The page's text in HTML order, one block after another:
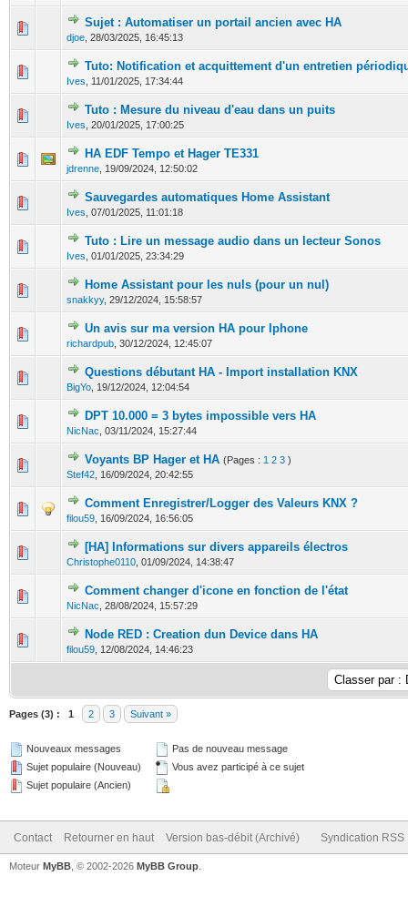
Sujet : Automatiser un portail ancien avec HA
djoe 28/03/2025, 16:45:13
0 Votes - 0 sur 5 en moyenne
1 2345
Tuto: Notification et acquittement d'un entretien
Ives 11/01/2025, 17:34:44
1 Votes - 4 sur 5 en moyenne
12345
Tuto : Mesure du niveau d'eau dans un puits
Ives 20/01/2025, 17:00:25
0 Votes - 0 sur 5 en moyenne
12345
HA EDF Tempo et Hager TE331
jdrenne 19/09/2024, 12:50:02
0 Votes - 0 sur 5 en moyenne
12345
Sauvegardes automatiques Home Assistant
Ives 07/01/2025, 11:01:18
0 Votes - 0 sur 5 en moyenne
12345
Tuto : Lire un message audio dans un lecteur Sonos
Ives 01/01/2025, 23:34:29
0 Votes - 0 sur 5 en moyenne
1234 5
Home Assistant pour les nuls (pour un nul)
snakkyy, 29/12/2024, 15:58:57
0 Votes - 0 sur 5 en moyenne
12 345
Un avis sur ma version HA pour Iphone
richardpub 30/12/2024, 12:45:07
0 Votes - 0 sur 5 en moyenne
1234 5
Questions débutant HA - Import installation KNX
BigYo 19/12/2024, 12:04:54
0 Votes - 0 sur 5 en moyenne
12 34 5
DPT 10.000 = 3 bytes impossible vers HA
NicNac 03/11/2024, 15:27:44
0 Votes - 0 sur 5 en moyenne
12 345
Voyants BP Hager et HA (Pages : 1 2 3 )
Stef42 16/09/2024, 20:42:55
0 Votes - 0 sur 5 en moyenne
12 345
Comment Enregistrer/Logger des Valeurs KNX ?
filou59 16/09/2024, 16:56:05
0 Votes - 0 sur 5 en moyenne
12345
[HA] Informations sur divers appareils électros
Christophe0110 01/09/2024, 14:38:47
0 Votes - 0 sur 5 en moyenne
123 45
Comment changer d'icone en fonction de l'état
NicNac 28/08/2024, 15:57:29
0 Votes - 0 sur 5 en moyenne
12 345
Node RED : Creation dun Device dans HA
filou59 12/08/2024, 14:46:23
0 Votes - 0 sur 5 en moyenne
12 345
Pages (3) : 1 2 3 Suivant »
Nouveaux messages
Sujet populaire (Nouveau)
Sujet populaire (Ancien)
Pas de nouveau message
Vous avez participé à ce sujet
Contact Retourner en haut Version bas-débit (Archivé) Syndication RSS
Moteur MyBB , © 2002-2026 MyBB Group